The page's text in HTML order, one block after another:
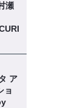
瀬
ア
ョ